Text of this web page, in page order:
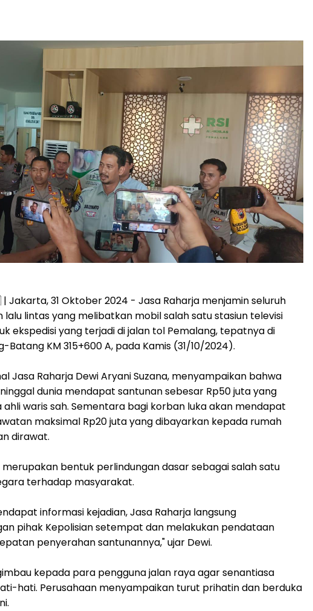
| Jakarta, 31 Oktober 2024 - Jasa Raharja menjamin seluruh
lintas yang melibatkan mobil salah satu stasiun televisi
ekspedisi yang terjadi di jalan tol Pemalang, tepatnya di
Batang KM 315+600 A, pada Kamis (31/10/2024).
Jasa Raharja Dewi Aryani Suzana, menyampaikan bahwa
dunia mendapat santunan sebesar Rp50 juta yang
waris sah. Sementara bagi korban luka akan mendapat
maksimal Rp20 juta yang dibayarkan kepada rumah
dirawat.
bentuk perlindungan dasar sebagai salah satu
terhadap masyarakat.
informasi kejadian, Jasa Raharja langsung
pihak Kepolisian setempat dan melakukan pendataan
penyerahan santunannya," ujar Dewi.
kepada para pengguna jalan raya agar senantiasa
hati. Perusahaan menyampaikan turut prihatin dan berduka